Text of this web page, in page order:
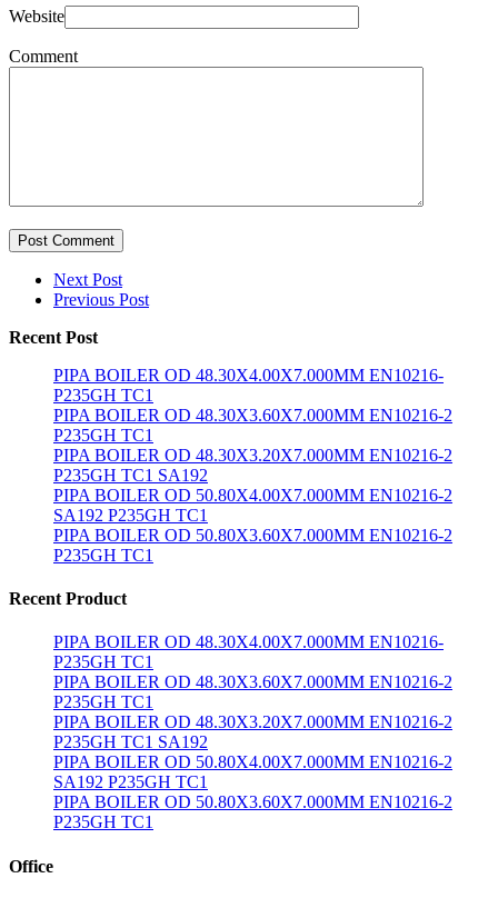
Website
Comment
Post Comment
Next Post
Previous Post
Recent Post
PIPA BOILER OD 48.30X4.00X7.000MM EN10216-
P235GH TC1
PIPA BOILER OD 48.30X3.60X7.000MM EN10216-2
P235GH TC1
PIPA BOILER OD 48.30X3.20X7.000MM EN10216-2
P235GH TC1 SA192
PIPA BOILER OD 50.80X4.00X7.000MM EN10216-2
SA192 P235GH TC1
PIPA BOILER OD 50.80X3.60X7.000MM EN10216-2
P235GH TC1
Recent Product
PIPA BOILER OD 48.30X4.00X7.000MM EN10216-
P235GH TC1
PIPA BOILER OD 48.30X3.60X7.000MM EN10216-2
P235GH TC1
PIPA BOILER OD 48.30X3.20X7.000MM EN10216-2
P235GH TC1 SA192
PIPA BOILER OD 50.80X4.00X7.000MM EN10216-2
SA192 P235GH TC1
PIPA BOILER OD 50.80X3.60X7.000MM EN10216-2
P235GH TC1
Office